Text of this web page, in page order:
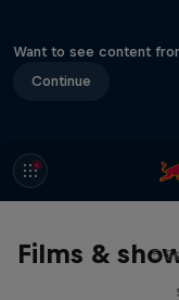
Want to see content
Continue
Films & 5